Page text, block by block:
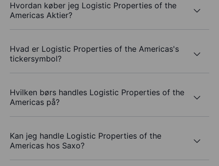
Hvordan køber jeg Logistic Properties of the
Americas Aktier?
Hvad er Logistic Properties of the Americas's
tickersymbol?
Hvilken børs handles Logistic Properties of the
Americas på?
Kan jeg handle Logistic Properties of the
Americas hos Saxo?